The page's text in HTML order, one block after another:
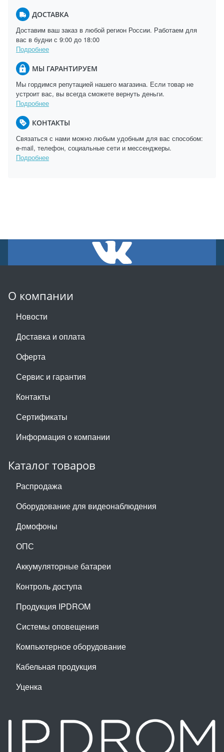
ДОСТАВКА
Доставим ваш заказ в любой регион России. Работаем для
вас в будни с 9:00 до 18:00
Подробнее
МЫ ГАРАНТИРУЕМ
Мы гордимся репутацией нашего магазина. Если товар не
устроит вас, вы всегда сможете вернуть деньги.
Подробнее
КОНТАКТЫ
Связаться с нами можно любым удобным для вас способом:
e-mail, телефон, социальные сети и мессенджеры.
Подробнее
О компании
Новости
Доставка и оплата
Оферта
Сервис и гарантия
Контакты
Сертификаты
Информация о компании
Каталог товаров
Распродажа
Оборудование для видеонаблюдения
Домофоны
ОПС
Аккумуляторные батареи
Контроль доступа
Продукция IPDROM
Системы оповещения
Компьютерное оборудование
Кабельная продукция
Уценка